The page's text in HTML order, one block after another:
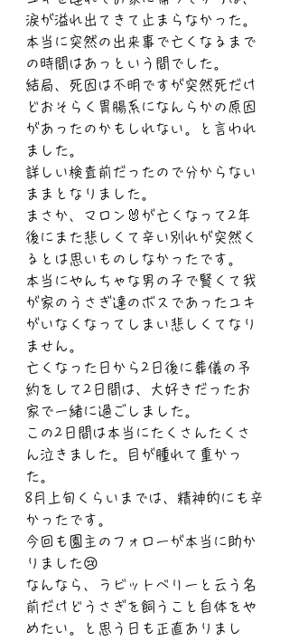
涙が溢れ出てきて止まらなかった。
本当に突然の出来事で亡くなるまで
の時間はあっという間でした。
結局、死因は不明ですが突然死だけ
どおそらく胃腸系になんらかの原因
があったのかもしれない。と言われ
ました。
詳しい検査前だったので分からない
ままとなりました。
まさか、マロン🐰が亡くなって2年
後にまた悲しくて辛い別れが突然く
るとは思いものしなかったです。
本当にやんちゃな男の子で賢くて我
が家のうさぎ達のボスであったユキ
がいなくなってしまい悲しくてなり
ません。
亡くなった日から2日後に葬儀の予
約をして2日間は、大好きだったお
家で一緒に過ごしました。
この2日間は本当にたくさんたくさ
ん泣きました。目が腫れて重かっ
た。
8月上旬くらいまでは、精神的にも辛
かったです。
今回も園主のフォローが本当に助か
りました😢
なんなら、ラビットベリーと云う名
前だけどうさぎを飼うこと自体をや
めたい。と思う日も正直ありまし